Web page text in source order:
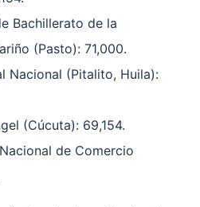
Bachillerato de la
(Pasto): 71,000.
Nacional (Pitalito, Huila):
(Cúcuta): 69,154.
de Comercio